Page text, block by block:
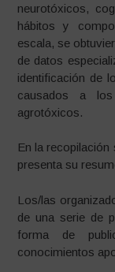
neurotóxicos,
hábitos y
escala, se
de datos
identificación de
causados a
agrotóxicos.
En la
presenta su
Los/las
de una serie de
forma de
conocimientos